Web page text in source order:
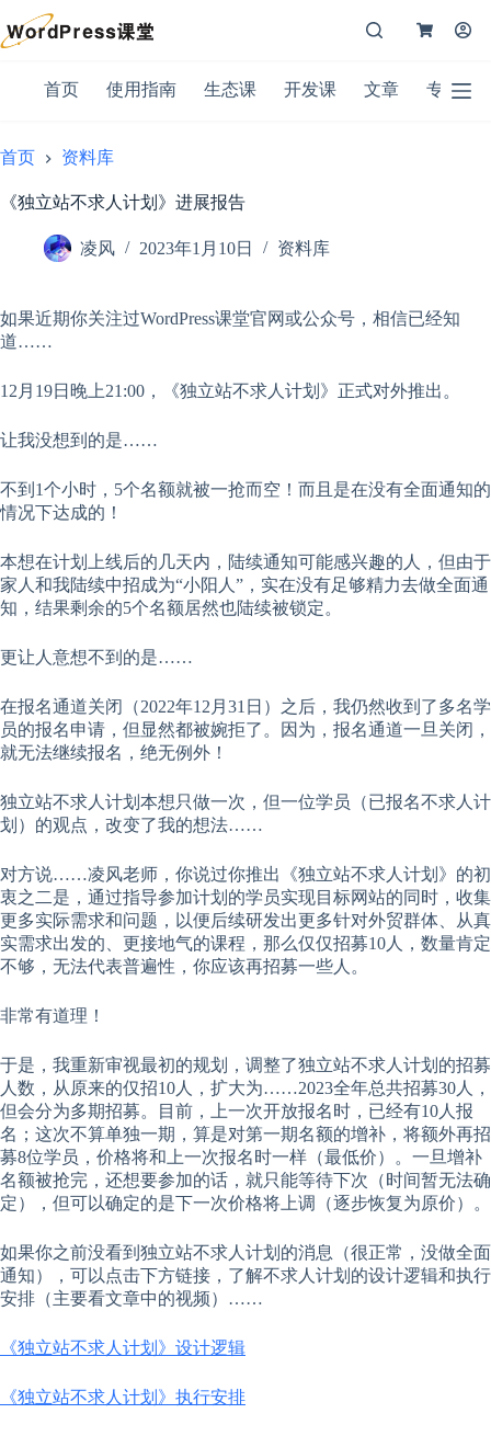
过
首
页
章
使
用
指
南
态
发
登
录
注
Shopping
Cart
购物
产
品。
登入
密码
忘记密码？
电子邮件
密码
您的个人资料将用于在您体验本网站的整个过程中为您提供支
其他用途。
用户名或邮箱地址
获取新密码
← 返回登录
购
首页 使用指南 生态课 开发课 文章 专题
首页 资料库
《独立站不求人计划》进展报告
凌风 2023年1月10日 资料库
如果近期你关注过WordPress课堂官网或公众号，相信已经知
道……
12月19日晚上21:00，《独立站不求人计划》正式对外推出。
让我没想到的是……
不到1个小时，5个名额就被一抢而空！而且是在没有全面通知的
情况下达成的！
本想在计划上线后的几天内，陆续通知可能感兴趣的人，但由于
家人和我陆续中招成为“小阳人”，实在没有足够精力去做全面通
知，结果剩余的5个名额居然也陆续被锁定。
更让人意想不到的是……
在报名通道关闭（2022年12月31日）之后，我仍然收到了多名学
员的报名申请，但显然都被婉拒了。因为，报名通道一旦关闭，
就无法继续报名，绝无例外！
独立站不求人计划本想只做一次，但一位学员（已报名不求人计
划）的观点，改变了我的想法……
对方说……凌风老师，你说过你推出《独立站不求人计划》的初
衷之二是，通过指导参加计划的学员实现目标网站的同时，收集
更多实际需求和问题，以便后续研发出更多针对外贸群体、从真
实需求出发的、更接地气的课程，那么仅仅招募10人，数量肯定
不够，无法代表普遍性，你应该再招募一些人。
非常有道理！
于是，我重新审视最初的规划，调整了独立站不求人计划的招募
人数，从原来的仅招10人，扩大为……2023全年总共招募30人，
但会分为多期招募。目前，上一次开放报名时，已经有10人报
名；这次不算单独一期，算是对第一期名额的增补，将额外再招
募8位学员，价格将和上一次报名时一样（最低价）。一旦增补
名额被抢完，还想要参加的话，就只能等待下次（时间暂无法确
定），但可以确定的是下一次价格将上调（逐步恢复为原价）。
如果你之前没看到独立站不求人计划的消息（很正常，没做全面
通知），可以点击下方链接，了解不求人计划的设计逻辑和执行
安排（主要看文章中的视频）……
《独立站不求人计划》设计逻辑
《独立站不求人计划》执行安排